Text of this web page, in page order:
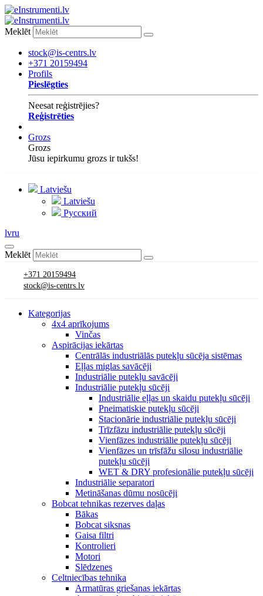
Meklēt
stock@is-centrs.lv
+371 20159494
Profils
Pieslēgties
Neesat reģistrējies?
Reģistrēties
Grozs
Grozs
Jūsu iepirkumu grozs ir tukšs!
Latviešu
Latviešu
Русский
lvru
Meklēt
+371 20159494
stock@is-centrs.lv
Kategorijas
4x4 aprīkojums
Vinčas
Aspirācijas iekārtas
Centrālās industriālās putekļu sūcēja sistēmas
Eļļas miglas savācēji
Industriālie putekļu savācēji
Industriālie putekļu sūcēji
Industriālie eļļas un skaidu putekļu sūcēji
Pneimatiskie putekļu sūcēji
Stacionārie industriālie putekļu sūcēji
Trīzfāzu industriālie putekļu sūcēji
Vienfāzes industriālie putekļu sūcēji
Vienfāzes un trīsfāžu silosu industriālie
putekļu sūcēji
WET & DRY profesionālie putekļu sūcēji
Industriālie separatori
Metināšanas dūmu nosūcēji
Bobcat tehnikas rezerves daļas
Bākas
Bobcat siksnas
Gaisa filtri
Kontrolieri
Motori
Slēdzenes
Celtniecības tehnika
Armatūras griešanas iekārtas